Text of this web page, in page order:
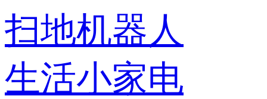
扫地机器人
生活小家电